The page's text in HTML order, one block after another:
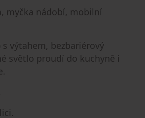
myčka nádobí, mobilní
s výtahem, bezbariérový
světlo proudí do kuchyně i